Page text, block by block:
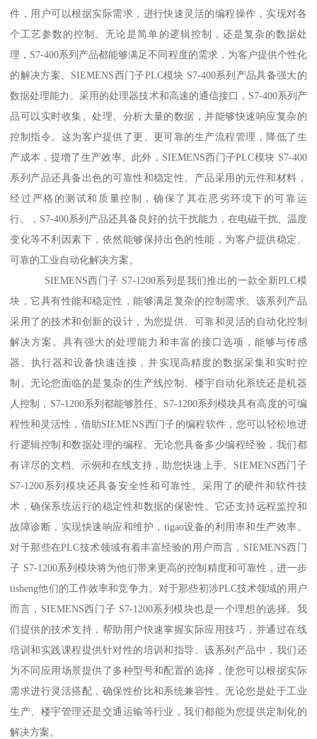
件，用户可以根据实际需求，进行快速灵活的编程操作，实现对各
个工艺参数的控制。无论是简单的逻辑控制，还是复杂的数据处
理，S7-400系列产品都能够满足不同程度的需求，为客户提供个性化
的解决方案。SIEMENS西门子PLC模块 S7-400系列产品具备强大的
数据处理能力。采用的处理器技术和高速的通信接口，S7-400系列产
品可以实时收集、处理、分析大量的数据，并能够快速响应复杂的
控制指令。这为客户提供了更、更可靠的生产流程管理，降低了生
产成本，提增了生产效率。此外，SIEMENS西门子PLC模块 S7-400
系列产品还具备出色的可靠性和稳定性。产品采用的元件和材料，
经过严格的测试和质量控制，确保了其在恶劣环境下的可靠运
行。，S7-400系列产品还具备良好的抗干扰能力，在电磁干扰、温度
变化等不利因素下，依然能够保持出色的性能，为客户提供稳定、
可靠的工业自动化解决方案。
SIEMENS西门子 S7-1200系列是我们推出的一款全新PLC模
块，它具有性能和稳定性，能够满足复杂的控制需求。该系列产品
采用了的技术和创新的设计，为您提供、可靠和灵活的自动化控制
解决方案。具有强大的处理能力和丰富的接口选项，能够与传感
器、执行器和设备快速连接，并实现高精度的数据采集和实时控
制。无论您面临的是复杂的生产线控制、楼宇自动化系统还是机器
人控制，S7-1200系列都能够胜任。S7-1200系列模块具有高度的可编
程性和灵活性，借助SIEMENS西门子的编程软件，您可以轻松地进
行逻辑控制和数据处理的编程。无论您具备多少编程经验，我们都
有详尽的文档、示例和在线支持，助您快速上手。SIEMENS西门子
S7-1200系列模块还具备安全性和可靠性。采用了的硬件和软件技
术，确保系统运行的稳定性和数据的保密性。它还支持远程监控和
故障诊断，实现快速响应和维护，tigao设备的利用率和生产效率。
对于那些在PLC技术领域有着丰富经验的用户而言，SIEMENS西门
子 S7-1200系列模块将为他们带来更高的控制精度和可靠性，进一步
tisheng他们的工作效率和竞争力。对于那些初涉PLC技术领域的用户
而言，SIEMENS西门子 S7-1200系列模块也是一个理想的选择。我
们提供的技术支持，帮助用户快速掌握实际应用技巧，并通过在线
培训和实践课程提供针对性的培训和指导。该系列产品中，我们还
为不同应用场景提供了多种型号和配置的选择，使您可以根据实际
需求进行灵活搭配，确保性价比和系统兼容性。无论您是处于工业
生产、楼宇管理还是交通运输等行业，我们都能为您提供定制化的
解决方案。